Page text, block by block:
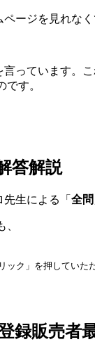
ージを見れなく
っています。
す。
答解説
生による「 全問
ク」を押していた
録販売者